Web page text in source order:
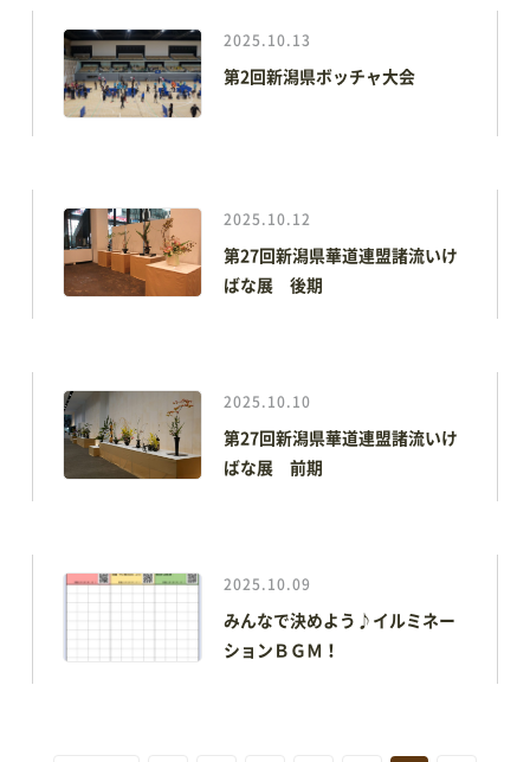
2025.10.13
第2回新潟県ボッチャ大会
2025.10.12
第27回新潟県華道連盟諸流いけ
ばな展 後期
2025.10.10
第27回新潟県華道連盟諸流いけ
ばな展 前期
2025.10.09
みんなで決めよう♪イルミネー
ションＢＧＭ！
会場利用の際のレイアウトシミュレーションに便利